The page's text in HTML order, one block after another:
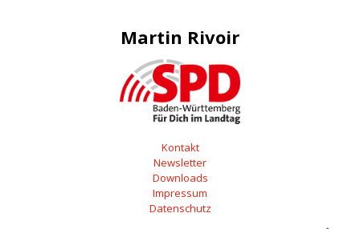
Martin Rivoir
Kontakt
Newsletter
Downloads
Impressum
Datenschutz